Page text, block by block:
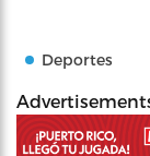
Deportes